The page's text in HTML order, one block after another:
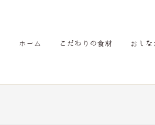
ホーム こだわりの食材 おしな